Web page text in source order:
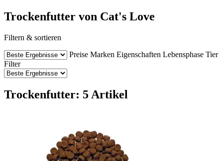
Trockenfutter von Cat's Love
Filtern & sortieren
Preise Marken Eigenschaften Lebensphase Tier
Filter
Trockenfutter: 5 Artikel